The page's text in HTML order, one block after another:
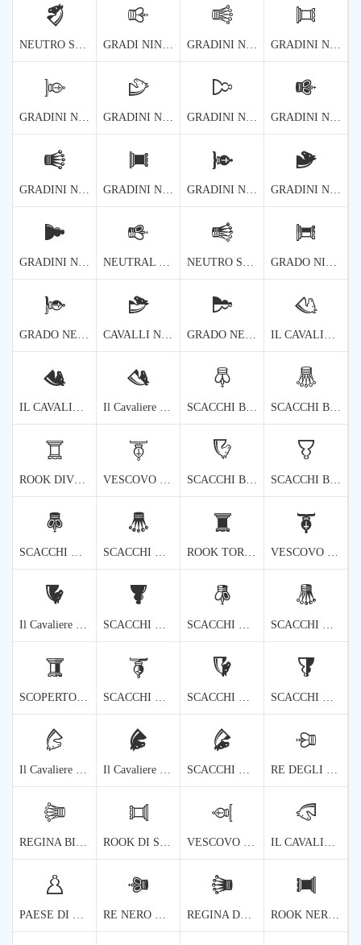
🨈
NEUTRO SCACCHI CAVALLO ROTATO DI Quarantacinque Gradi
🨉
GRADI NINETY ROTATI DI RE DEGLI SCACCHI BIANCHI
🨊
GRADINI NINETI ROTATI DELLA REGINA DEGLI SCACCHI BIANCHI
🨋
GRADINI NINETY ROTATI DI ROOK DI SCACCHI BIANCHI
🨌
GRADINI NINETI ROTATI DEL VESCOVO BIANCO DI SCACCHI
🨍
GRADINI NINETI ROTATI DEL CAVALIERE DI SCACCHI BIANCHI
🨎
GRADINI NINETY ROTATI DI PAWN DI SCACCHI BIANCHI
🨏
GRADINI NINETI ROTATI DI RE DI SCACCHI NERI
🨐
GRADINI NINETI ROTATI DELLA REGINA NERA DEGLI SCACCHI
🨑
GRADINI NINETY ROTATI DI ROOK DI SCACCHI NERI
🨒
GRADINI NINETICI ROTATI DEL VESCOVO NERO DI SCACCHI
🨓
GRADINI NINETI ROTATI DEL CAVALIERE DI SCACCHI NERI
🨔
GRADINI NINETY ROTATI DI PAWN DI SCACCHI NERI
🨕
NEUTRAL CHESS KING ROTATED NINETY DEGREES
🨖
NEUTRO SCACCHI REGINA NINETA GRADI
🨗
GRADO NINETICO ROTATO DEL ROOK DI SCACCHI NEUTRO
🨘
GRADO NEUTRO DI SCACCHI VESCOVI GRADI NINETICI
🨙
CAVALLI NEUTRO ROTATI CINQUE GRADI
🨚
GRADO NEUTRO ROTATO DI GRADINI NINETY ROTATI
🨛
IL CAVALIERE BIANCO SCACCHI ROTATO DI UN CINQUE TREGGIAMENTI CINQUE
🨜
IL CAVALIERE NERO DI SCACCHI ROTATO DI UN CINQUE TREGGIAMENTI CINQUE
🨝
Il Cavaliere Di Scacchi Neutrali Ruotò Di Un Centinaio Di Cinque Gradi
🨞
SCACCHI BIANCHI DIVENTATI RE
🨟
SCACCHI BIANCHI GIRANTI REGINA
🨠
ROOK DIVENTATO SCACCHI BIANCHI
🨡
VESCOVO TORNITO DI SCACCHI BIANCHI
🨢
SCACCHI BIANCHI CAVALCATO
🨣
SCACCHI BIANCHI TORNATI
🨤
SCACCHI NERI DIVENTATI RE
🨥
SCACCHI NERI REGINA TORNATA
🨦
ROOK TORNATO A SCACCHI NERI
🨧
VESCOVO TORNITO A SCACCHI NERI
🨨
Il Cavaliere Nero Di Scacchi è Diventato Cavaliere
🨩
SCACCHI NERI TORNATI
🨪
SCACCHI NEUTRI DIVENTATO RE
🨫
SCACCHI NEUTRALI GIRANNO REGINA
🨬
SCOPERTO NEUTRO GIRATO
🨭
SCACCHI NEUTRI DI VESCOVO
🨮
SCACCHI NEUTRALI DIVENTATI CAVALIERI
🨯
SCACCHI NEUTRALI TORNITI
🨰
Il Cavaliere Bianco Degli Scacchi Ruotò Su Due Centinaia Di Cinque Gradi
🨱
Il Cavaliere Nero Di Scacchi Ruotò Su Due Centinaia Di Cinque Gradi
🨲
SCACCHI NEUTRALI CAVALIERE ROTATI DUE CINQUE VEGNI CINQUE
🨳
RE DEGLI SCACCHI BIANCHI ROTATO DUE SEPARATI GRADI DUE
🨴
REGINA BIANCA DEGLI SCACCHI ROTATA DUE SEPARATI GRADI
🨵
ROOK DI SCACCHI BIANCHI ROTATO DUE SEPARATI GRADI DUE
🨶
VESCOVO DI SCACCHI BIANCHI ROTATO DUE SEPARATI GRADI
🨷
IL CAVALIERE BIANCO SCACCHI ROTATO DI DUE GRADI SEVENTATI
🨸
PAESE DI SCACCHI BIANCHI ROTATI DUE SEPARATI GRADI
🨹
RE NERO DI SCACCHI ROTATO DUE SEPARATI GRADI DUE
🨺
REGINA DEGLI SCACCHI NERI ROTATA DI DUE GRADI SEVENTATI
🨻
ROOK NERO DI SCACCHI ROTATO DUE SEPARATI GRADI